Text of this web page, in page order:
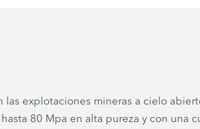
explotaciones mineras a cielo
80 Mpa en alta pureza y con